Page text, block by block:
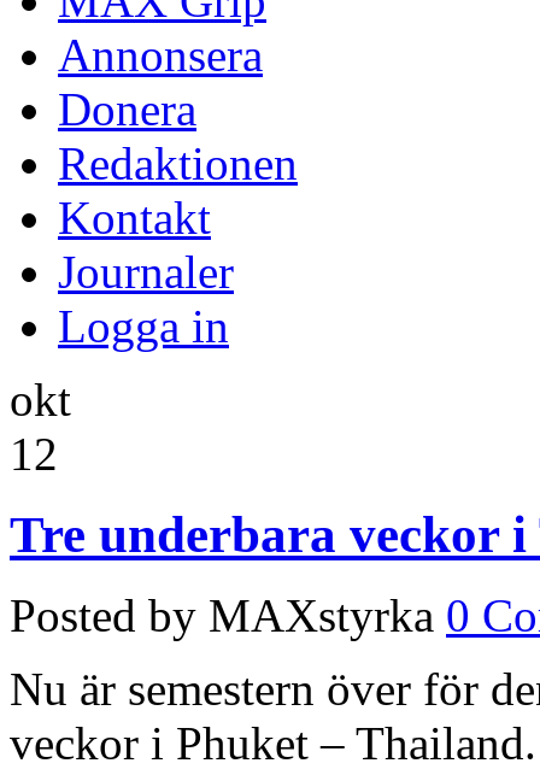
Annonsera
Donera
Redaktionen
Kontakt
Journaler
Logga in
okt
12
Tre underbara veckor
Posted by MAXstyrka 0
Nu är semestern över för
veckor i Phuket – Thailand.